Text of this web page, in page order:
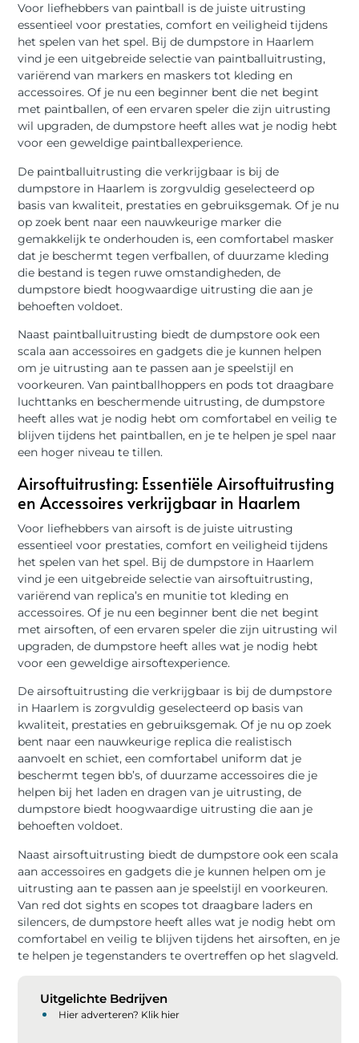
Voor liefhebbers van paintball is de juiste uitrusting
essentieel voor prestaties, comfort en veiligheid tijdens
het spelen van het spel. Bij de dumpstore in Haarlem
vind je een uitgebreide selectie van paintballuitrusting,
variërend van markers en maskers tot kleding en
accessoires. Of je nu een beginner bent die net begint
met paintballen, of een ervaren speler die zijn uitrusting
wil upgraden, de dumpstore heeft alles wat je nodig hebt
voor een geweldige paintballexperience.
De paintballuitrusting die verkrijgbaar is bij de
dumpstore in Haarlem is zorgvuldig geselecteerd op
basis van kwaliteit, prestaties en gebruiksgemak. Of je nu
op zoek bent naar een nauwkeurige marker die
gemakkelijk te onderhouden is, een comfortabel masker
dat je beschermt tegen verfballen, of duurzame kleding
die bestand is tegen ruwe omstandigheden, de
dumpstore biedt hoogwaardige uitrusting die aan je
behoeften voldoet.
Naast paintballuitrusting biedt de dumpstore ook een
scala aan accessoires en gadgets die je kunnen helpen
om je uitrusting aan te passen aan je speelstijl en
voorkeuren. Van paintballhoppers en pods tot draagbare
luchttanks en beschermende uitrusting, de dumpstore
heeft alles wat je nodig hebt om comfortabel en veilig te
blijven tijdens het paintballen, en je te helpen je spel naar
een hoger niveau te tillen.
Airsoftuitrusting: Essentiële Airsoftuitrusting
en Accessoires verkrijgbaar in Haarlem
Voor liefhebbers van airsoft is de juiste uitrusting
essentieel voor prestaties, comfort en veiligheid tijdens
het spelen van het spel. Bij de dumpstore in Haarlem
vind je een uitgebreide selectie van airsoftuitrusting,
variërend van replica’s en munitie tot kleding en
accessoires. Of je nu een beginner bent die net begint
met airsoften, of een ervaren speler die zijn uitrusting wil
upgraden, de dumpstore heeft alles wat je nodig hebt
voor een geweldige airsoftexperience.
De airsoftuitrusting die verkrijgbaar is bij de dumpstore
in Haarlem is zorgvuldig geselecteerd op basis van
kwaliteit, prestaties en gebruiksgemak. Of je nu op zoek
bent naar een nauwkeurige replica die realistisch
aanvoelt en schiet, een comfortabel uniform dat je
beschermt tegen bb’s, of duurzame accessoires die je
helpen bij het laden en dragen van je uitrusting, de
dumpstore biedt hoogwaardige uitrusting die aan je
behoeften voldoet.
Naast airsoftuitrusting biedt de dumpstore ook een scala
aan accessoires en gadgets die je kunnen helpen om je
uitrusting aan te passen aan je speelstijl en voorkeuren.
Van red dot sights en scopes tot draagbare laders en
silencers, de dumpstore heeft alles wat je nodig hebt om
comfortabel en veilig te blijven tijdens het airsoften, en je
te helpen je tegenstanders te overtreffen op het slagveld.
Uitgelichte Bedrijven
Hier adverteren? Klik hier